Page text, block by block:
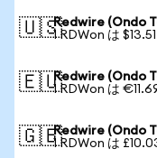
🇺🇸Redwire (Ondo
1 RDWon は
🇪🇺Redwire (Ondo
1 RDWon は
🇬🇧Redwire (Ondo
1 RDWon は